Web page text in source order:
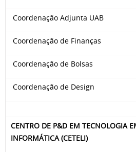
Coordenação Adjunta UAB
Coordenação de Finanças
Coordenação de Bolsas
Coordenação de Design
CENTRO DE P&D EM TECNOLOGIA
INFORMÁTICA (CETELI)